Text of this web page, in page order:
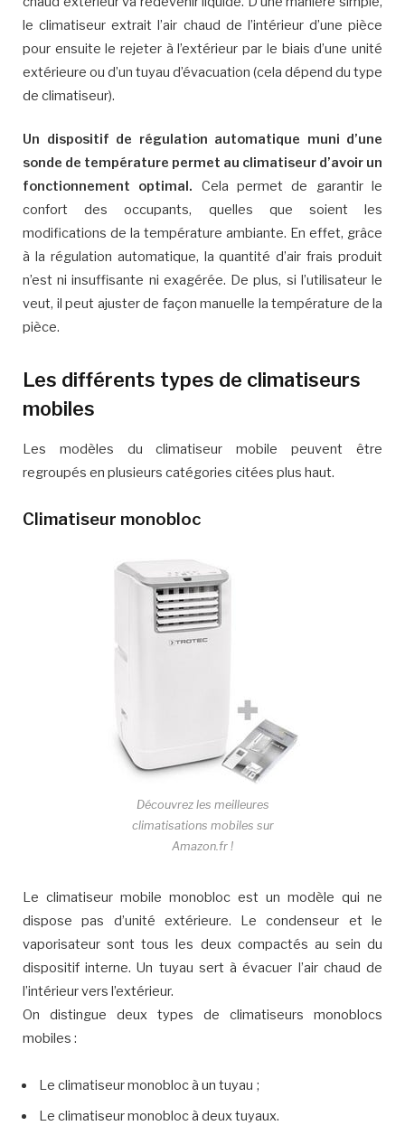
le climatiseur extrait l’air chaud de l’intérieur d’une pièce
pour ensuite le rejeter à l’extérieur par le biais d’une unité
extérieure ou d’un tuyau d’évacuation (cela dépend du type
de climatiseur).
Un dispositif de régulation automatique muni d’une
sonde de température permet au climatiseur d’avoir un
fonctionnement optimal. Cela permet de garantir le
confort des occupants, quelles que soient les
modifications de la température ambiante. En effet, grâce
à la régulation automatique, la quantité d’air frais produit
n’est ni insuffisante ni exagérée. De plus, si l’utilisateur le
veut, il peut ajuster de façon manuelle la température de la
pièce.
Les différents types de climatiseurs
mobiles
Les modèles du climatiseur mobile peuvent être
regroupés en plusieurs catégories citées plus haut.
Climatiseur monobloc
Découvrez les meilleures
climatisations mobiles sur
Amazon.fr !
Le climatiseur mobile monobloc est un modèle qui ne
dispose pas d’unité extérieure. Le condenseur et le
vaporisateur sont tous les deux compactés au sein du
dispositif interne. Un tuyau sert à évacuer l’air chaud de
l’intérieur vers l’extérieur.
On distingue deux types de climatiseurs monoblocs
mobiles :
Le climatiseur monobloc à un tuyau ;
Le climatiseur monobloc à deux tuyaux.